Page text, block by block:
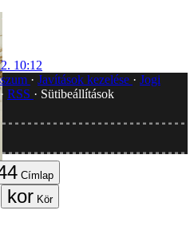
10:12
Javítások kezelése
Jogi
RSS
Sütibeállítások
Címlap
Kör